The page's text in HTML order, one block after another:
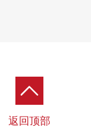
返回顶部